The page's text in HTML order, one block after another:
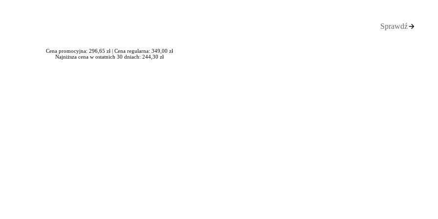
Sprawdź
Cena promocyjna: 296,65 zł | Cena regularna: 349,00 zł
Najniższa cena w ostatnich 30 dniach: 244,30 zł